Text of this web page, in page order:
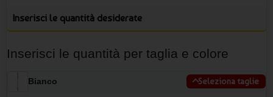
Inserisci le quantità desiderate
Inserisci le quantità per taglia e colore
Bianco Seleziona taglie